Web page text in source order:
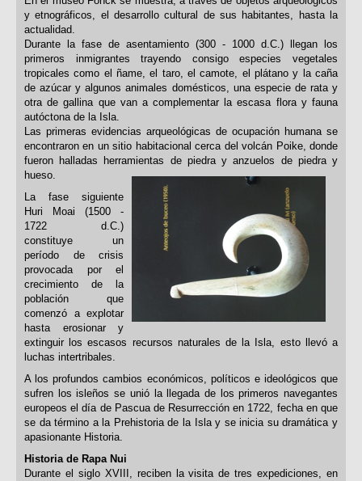
y etnográficos, el desarrollo cultural de sus habitantes, hasta la
actualidad.
Durante la fase de asentamiento (300 - 1000 d.C.) llegan los
primeros inmigrantes trayendo consigo especies vegetales
tropicales como el ñame, el taro, el camote, el plátano y la caña
de azúcar y algunos animales domésticos, una especie de rata y
otra de gallina que van a complementar la escasa flora y fauna
autóctona de la Isla.
Las primeras evidencias arqueológicas de ocupación humana se
encontraron en un sitio habitacional cerca del volcán Poike, donde
fueron halladas herramientas de piedra y anzuelos de piedra y
hueso.
La fase siguiente
Huri Moai (1500 -
1722 d.C.)
constituye un
período de crisis
provocada por el
crecimiento de la
población que
comenzó a explotar
hasta erosionar y
extinguir los escasos recursos naturales de la Isla, esto llevó a
luchas intertribales.
A los profundos cambios económicos, políticos e ideológicos que
sufren los isleños se unió la llegada de los primeros navegantes
europeos el día de Pascua de Resurrección en 1722, fecha en que
se da término a la Prehistoria de la Isla y se inicia su dramática y
apasionante Historia.
Historia de Rapa Nui
Durante el siglo XVIII, reciben la visita de tres expediciones, en